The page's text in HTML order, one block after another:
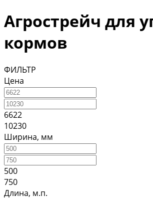
Агрострейч для
кормов
ФИЛЬТР
Цена
6622
10230
Ширина, мм
500
750
Длина, м.п.